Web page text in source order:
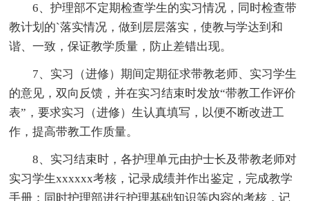
6、护理部不定期检查学生的实习情况，同时检查带
教计划的`落实情况，做到层层落实，使教与学达到和
谐、一致，保证教学质量，防止差错出现。
7、实习（进修）期间定期征求带教老师、实习学生
的意见，双向反馈，并在实习结束时发放“带教工作评价
表”，要求实习（进修）生认真填写，以便不断改进工
作，提高带教工作质量。
8、实习结束时，各护理单元由护士长及带教老师对
实习学生xxxxxx考核，记录成绩并作出鉴定，完成教学
手册；同时护理部进行护理基础知识等内容的考核，记